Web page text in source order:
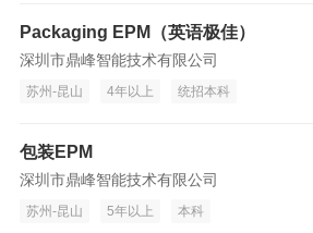
Packaging EPM（英语极佳）
深圳市鼎峰智能技术有限公司
苏州-昆山 4年以上 统招本科
包装EPM
深圳市鼎峰智能技术有限公司
苏州-昆山 5年以上 本科